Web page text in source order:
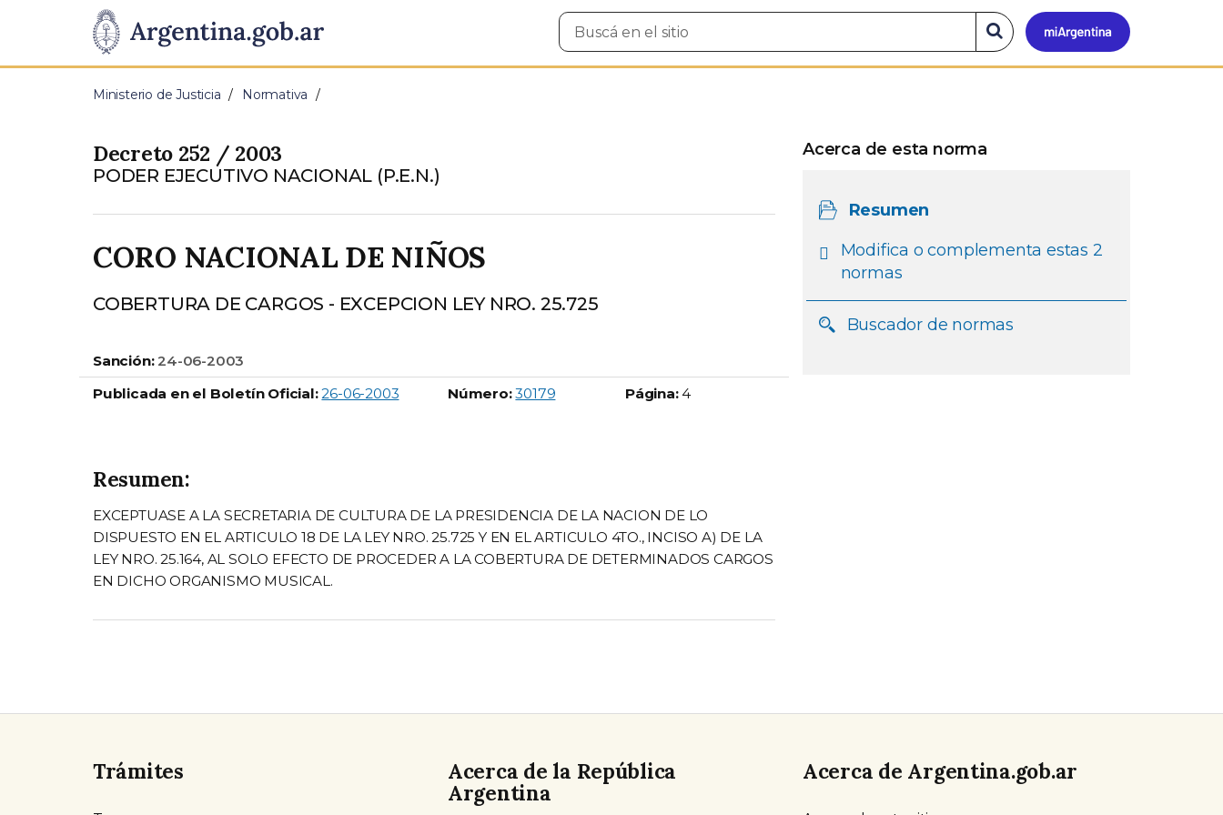
Presidencia
de
Pasar al contenido principal
Mi
Buscar
en
Buscar
en
el
Ministerio de Justicia Normativa
Decreto 252 / 2003
PODER EJECUTIVO NACIONAL (P.E.N.)
CORO NACIONAL DE NIÑOS
COBERTURA DE CARGOS - EXCEPCION LEY NRO. 25.725
Sanción: 24-06-2003
Publicada en el Boletín Oficial: 26-06-2003 Número:Boletín Oficial número:
30179 Página: 4
Resumen:
EXCEPTUASE A LA SECRETARIA DE CULTURA DE LA PRESIDENCIA DE LA NACION DE LO
DISPUESTO EN EL ARTICULO 18 DE LA LEY NRO. 25.725 Y EN EL ARTICULO 4TO., INCISO A) DE LA
LEY NRO. 25.164, AL SOLO EFECTO DE PROCEDER A LA COBERTURA DE DETERMINADOS CARGOS
EN DICHO ORGANISMO MUSICAL.
Acerca de esta norma
Resumen
Modifica o complementa estas 2
normas
Buscador de normas
Trámites
Acerca de la República
Argentina
Acerca de Argentina.gob.ar